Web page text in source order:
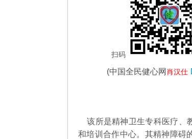
扫码
(中国全民健心网 肖汉仕
该所是精神卫生专科医疗、
和培训合作中心。其精神障碍